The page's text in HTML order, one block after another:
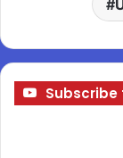
Subscribe